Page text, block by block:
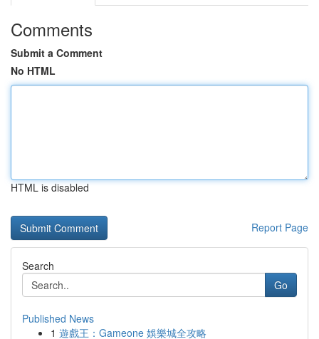
Comments
Submit a Comment
No HTML
HTML is disabled
Report Page
Search
Go
Published News
1 遊戲王：Gameone 娛樂城全攻略